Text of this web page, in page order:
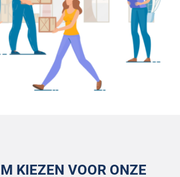
KIEZEN VOOR ONZE